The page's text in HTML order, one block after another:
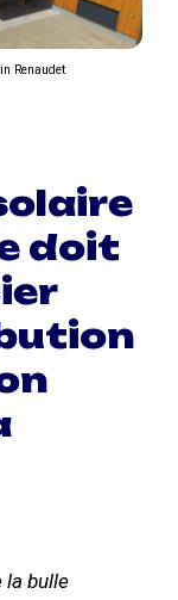
Renaudet
doit
la bulle